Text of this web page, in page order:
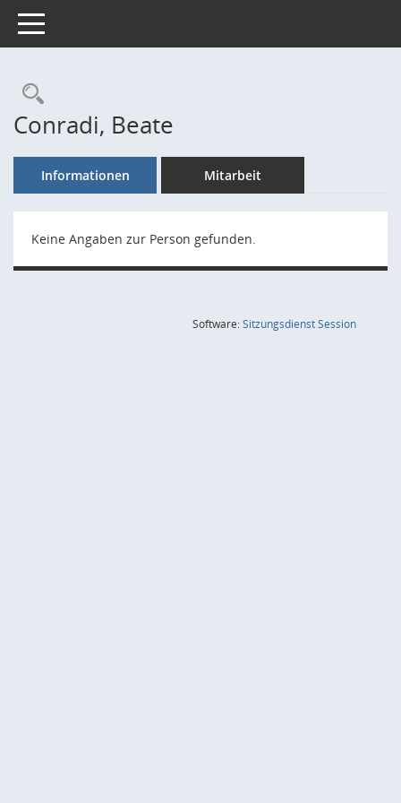
Toggle navigation
Rechercheauswahl
Conradi, Beate
Informationen Mitarbeit
Keine Angaben zur Person gefunden.
Software:SitzungsdienstSession(Wird in